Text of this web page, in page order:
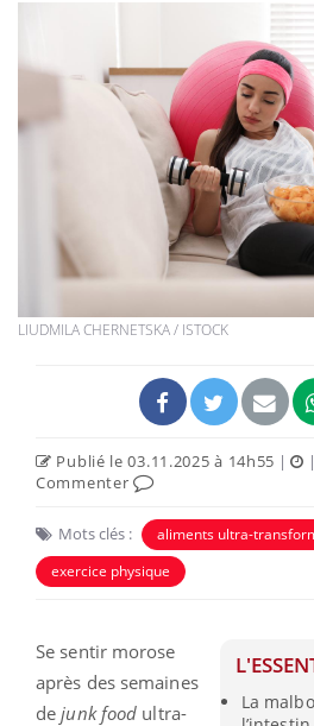
LIUDMILA CHERNETSKA / ISTOCK
Publié le 03.11.2025 à 14h55 | |
Commenter
Mots clés : aliments ultra-
exercice physique
La
Se sentir morose
après des semaines
de junk food ultra-